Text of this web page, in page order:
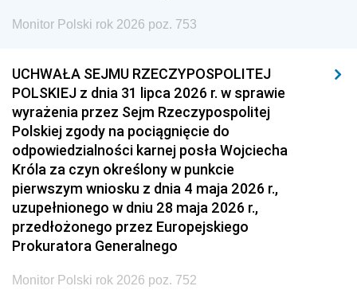
Monitor Polski rok 2026 poz. 753
UCHWAŁA SEJMU RZECZYPOSPOLITEJ
POLSKIEJ z dnia 31 lipca 2026 r. w sprawie
wyrażenia przez Sejm Rzeczypospolitej
Polskiej zgody na pociągnięcie do
odpowiedzialności karnej posła Wojciecha
Króla za czyn określony w punkcie
pierwszym wniosku z dnia 4 maja 2026 r.,
uzupełnionego w dniu 28 maja 2026 r.,
przedłożonego przez Europejskiego
Prokuratora Generalnego
Monitor Polski rok 2026 poz. 752